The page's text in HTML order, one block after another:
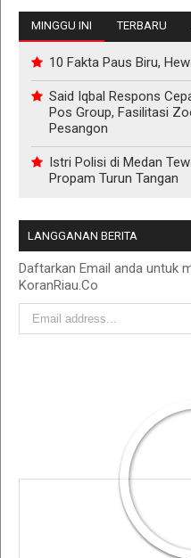
MINGGU INI TERBARU
10 Fakta Paus Biru,
Said Iqbal Respons
Pos Group, Fasilitasi
Pesangon
Istri Polisi di Medan
Propam Turun Tangan
LANGGANAN BERITA
Daftarkan Email anda untuk
KoranRiau.Co